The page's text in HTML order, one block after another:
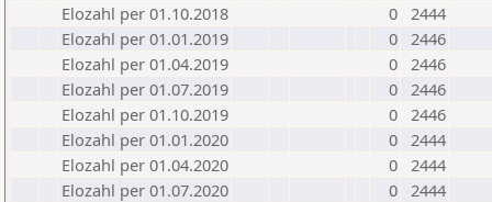
Elozahl per 01.10.2018
0 2444
Elozahl per 01.01.2019
0 2446
Elozahl per 01.04.2019
0 2446
Elozahl per 01.07.2019
0 2446
Elozahl per 01.10.2019
0 2446
Elozahl per 01.01.2020
0 2444
Elozahl per 01.04.2020
0 2444
Elozahl per 01.07.2020
0 2444